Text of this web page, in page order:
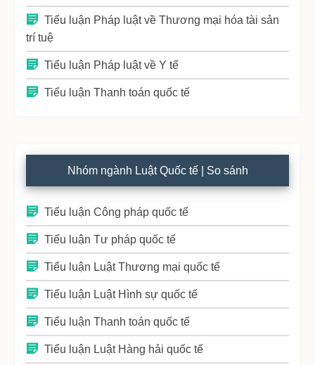
Tiểu luận Pháp luật về Thương mại hóa tài sản
trí tuệ
Tiểu luận Pháp luật về Y tế
Tiểu luận Thanh toán quốc tế
Nhóm ngành Luật Quốc tế | So sánh
Tiểu luận Công pháp quốc tế
Tiểu luận Tư pháp quốc tế
Tiểu luận Luật Thương mại quốc tế
Tiểu luận Luật Hình sự quốc tế
Tiểu luận Thanh toán quốc tế
Tiểu luận Luật Hàng hải quốc tế